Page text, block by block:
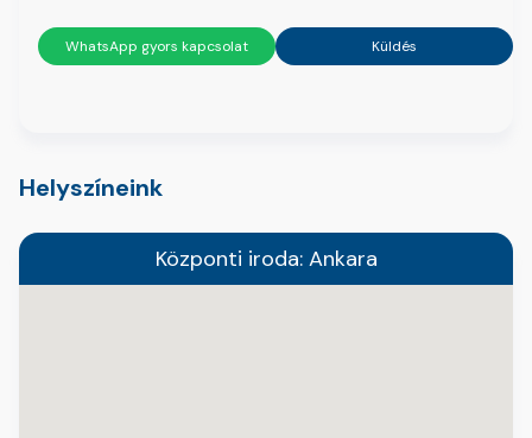
WhatsApp gyors kapcsolat Küldés
Helyszíneink
Központi iroda: Ankara